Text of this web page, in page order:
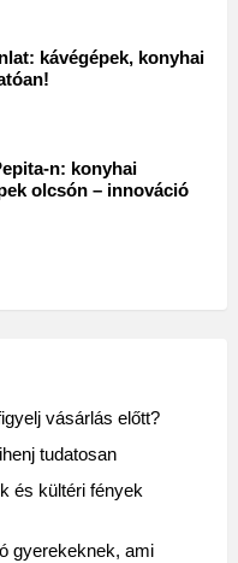
kávégépek, konyhai
n: konyhai
olcsón – innováció
vásárlás előtt?
tudatosan
és kültéri fények
gyerekeknek, ami